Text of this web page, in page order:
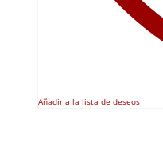
Añadir a la lista de deseos